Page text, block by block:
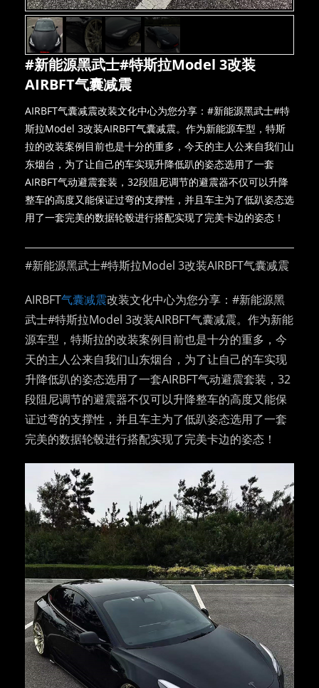
#新能源黑武士#特斯拉Model 3改装
AIRBFT气囊减震
AIRBFT气囊减震改装文化中心为您分享：#新能源黑武士#特
斯拉Model 3改装AIRBFT气囊减震。作为新能源车型，特斯
拉的改装案例目前也是十分的重多，今天的主人公来自我们山
东烟台，为了让自己的车实现升降低趴的姿态选用了一套
AIRBFT气动避震套装，32段阻尼调节的避震器不仅可以升降
整车的高度又能保证过弯的支撑性，并且车主为了低趴姿态选
用了一套完美的数据轮毂进行搭配实现了完美卡边的姿态！
#新能源黑武士#特斯拉Model 3改装AIRBFT气囊减震
AIRBFT气囊减震改装文化中心为您分享：#新能源黑
武士#特斯拉Model 3改装AIRBFT气囊减震。作为新能
源车型，特斯拉的改装案例目前也是十分的重多，今
天的主人公来自我们山东烟台，为了让自己的车实现
升降低趴的姿态选用了一套AIRBFT气动避震套装，32
段阻尼调节的避震器不仅可以升降整车的高度又能保
证过弯的支撑性，并且车主为了低趴姿态选用了一套
完美的数据轮毂进行搭配实现了完美卡边的姿态！